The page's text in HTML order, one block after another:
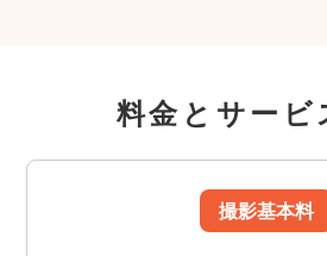
料金とサービ
撮影基本料